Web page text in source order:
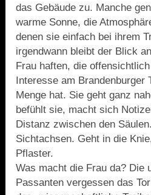
das Gebäude zu. Manche
warme Sonne, die
denen sie einfach bei ihrem
irgendwann bleibt der Blick
Frau haften, die
Interesse am Brandenburger
Menge hat. Sie geht ganz
befühlt sie, macht sich
Distanz zwischen den
Sichtachsen. Geht in die
Pflaster.
Was macht die Frau da? Die
Passanten vergessen das